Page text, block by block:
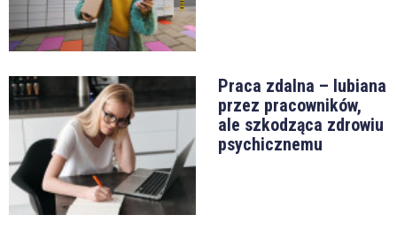
Praca zdalna – lubiana
przez pracowników,
ale szkodząca zdrowiu
psychicznemu